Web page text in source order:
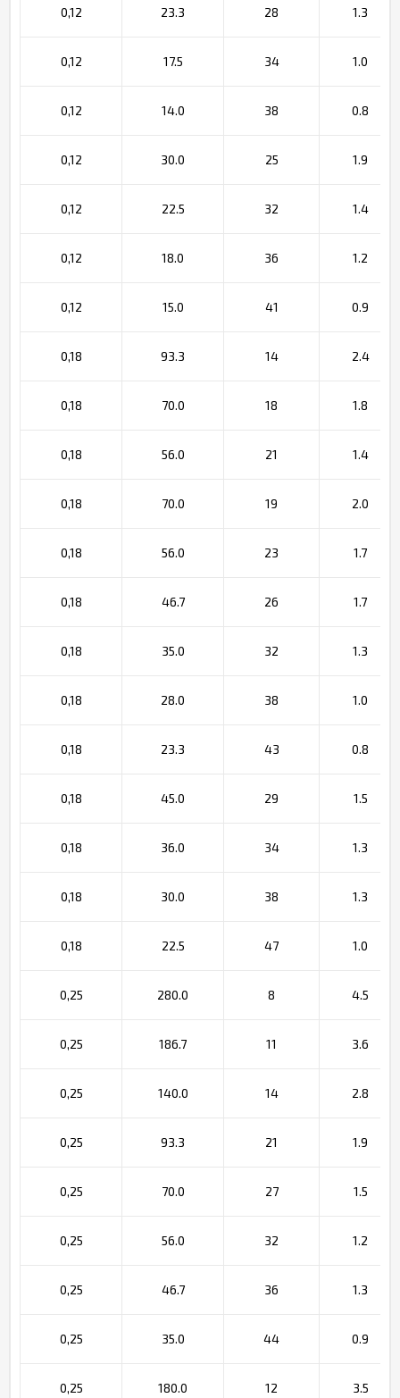
0,12 23.3 28 1.3
0,12 17.5 34 1.0
0,12 14.0 38 0.8
0,12 30.0 25 1.9
0,12 22.5 32 1.4
0,12 18.0 36 1.2
0,12 15.0 41 0.9
0,18 93.3 14 2.4
0,18 70.0 18 1.8
0,18 56.0 21 1.4
0,18 70.0 19 2.0
0,18 56.0 23 1.7
0,18 46.7 26 1.7
0,18 35.0 32 1.3
0,18 28.0 38 1.0
0,18 23.3 43 0.8
0,18 45.0 29 1.5
0,18 36.0 34 1.3
0,18 30.0 38 1.3
0,18 22.5 47 1.0
0,25 280.0 8 4.5
0,25 186.7 11 3.6
0,25 140.0 14 2.8
0,25 93.3 21 1.9
0,25 70.0 27 1.5
0,25 56.0 32 1.2
0,25 46.7 36 1.3
0,25 35.0 44 0.9
0,25 180.0 12 3.5